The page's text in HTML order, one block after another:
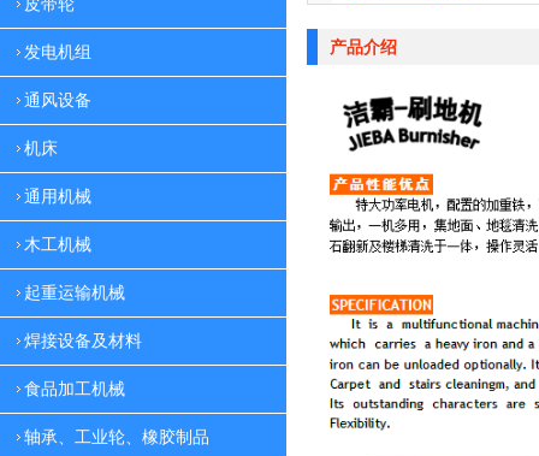
发电机组
通风设备
机床
通用机械
木工机械
起重运输机械
焊接设备及材料
食品加工机械
轴承、工业轮、橡胶制品
产品介绍